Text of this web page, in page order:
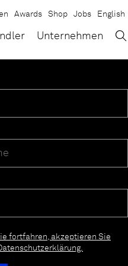
Unternehmen
Awards Shop Jobs English
fortfahren, akzeptieren Sie
→ ×